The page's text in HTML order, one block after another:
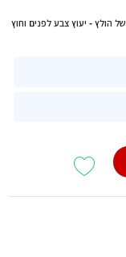
הולץ - יעוץ צבע לפנים וחוץ